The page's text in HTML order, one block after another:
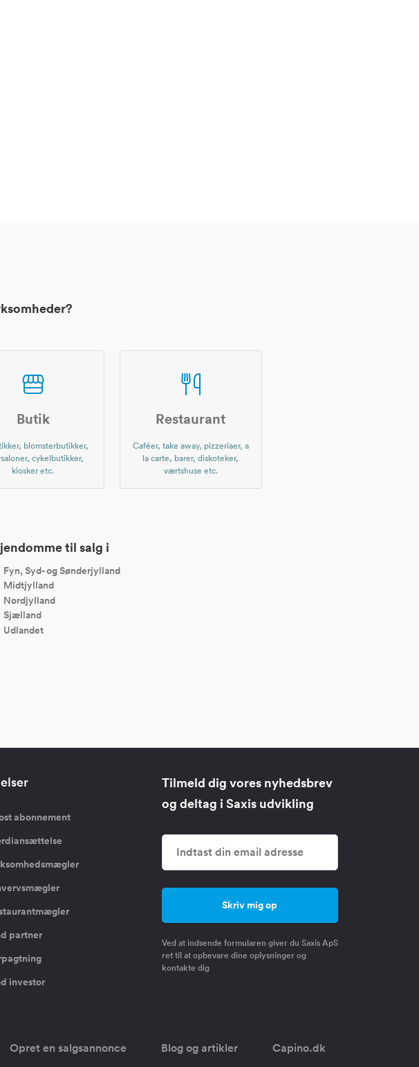
Butik
blomsterbutikker,
cykelbutikker,
kiosker etc.
Restaurant
Caféer, take away, pizzeriaer, a
la carte, barer, diskoteker,
værtshuse etc.
til salg i
Fyn, Syd- og Sønderjylland
Midtjylland
Nordjylland
Sjælland
Udlandet
abonnement
partner
investor
Tilmeld dig vores nyhedsbrev
og deltag i Saxis udvikling
Ved at indsende formularen giver du Saxis ApS
ret til at opbevare dine oplysninger og
kontakte dig
Opret en salgsannonce Blog og artikler Capino.dk